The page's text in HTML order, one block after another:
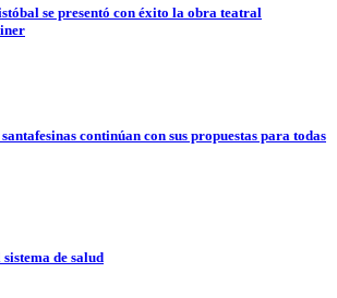
se presentó con éxito la obra teatral
continúan con sus propuestas para todas
de salud